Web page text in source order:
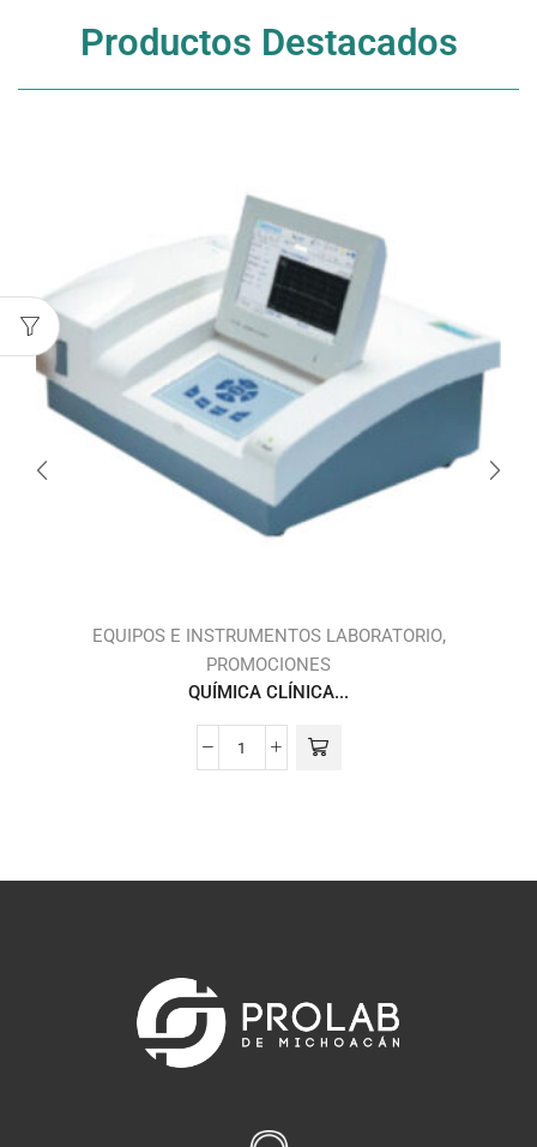
Productos Destacados
EQUIPOS E INSTRUMENTOS LABORATORIO,
PROMOCIONES
QUÍMICA CLÍNICA...